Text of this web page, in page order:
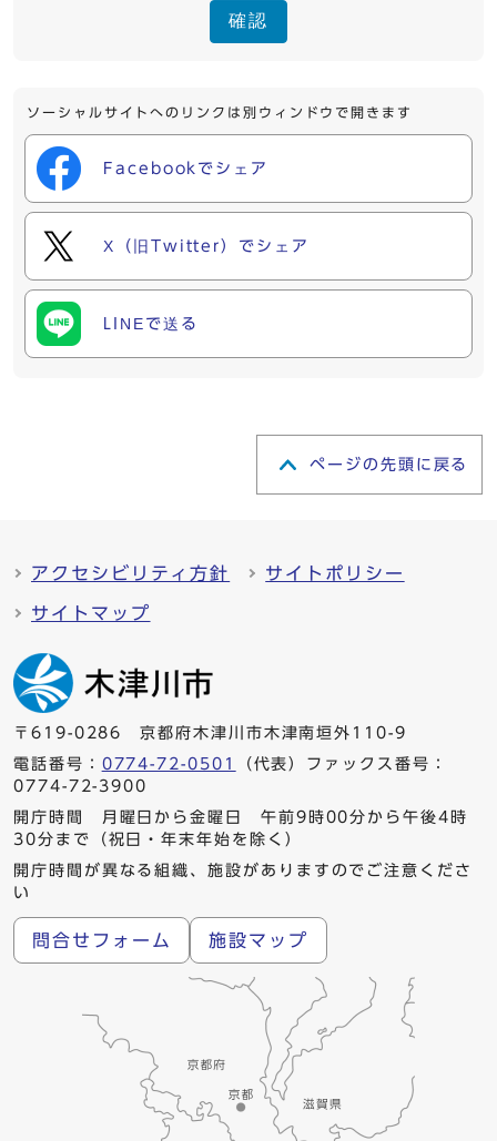
確認
ソーシャルサイトへのリンクは別ウィンドウで開きます
Facebookでシェア
X（旧Twitter）でシェア
LINEで送る
ページの先頭に戻る
アクセシビリティ方針 サイトポリシー
サイトマップ
〒619-0286 京都府木津川市木津南垣外110-9
電話番号： 0774-72-0501
（代表）ファックス番号：
0774-72-3900
開庁時間 月曜日から金曜日 午前9時00分から午後4時
30分まで（祝日・年末年始を除く）
開庁時間が異なる組織、施設がありますのでご注意くださ
い
問合せフォーム 施設マップ